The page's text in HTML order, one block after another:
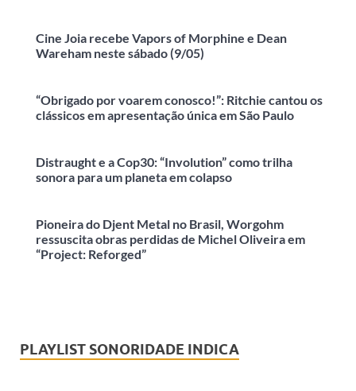
Cine Joia recebe Vapors of Morphine e Dean
Wareham neste sábado (9/05)
“Obrigado por voarem conosco!”: Ritchie cantou os
clássicos em apresentação única em São Paulo
Distraught e a Cop30: “Involution” como trilha
sonora para um planeta em colapso
Pioneira do Djent Metal no Brasil, Worgohm
ressuscita obras perdidas de Michel Oliveira em
“Project: Reforged”
PLAYLIST SONORIDADE INDICA